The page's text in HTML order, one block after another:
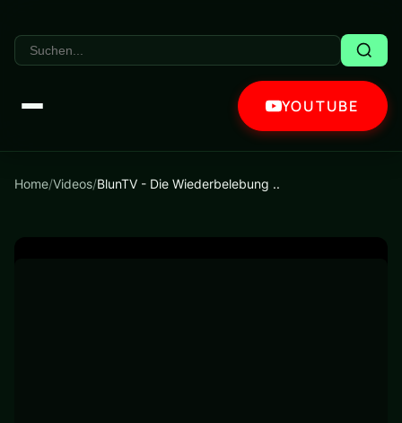
YOUTUBE
Home/Videos/BlunTV - Die Wiederbelebung ..